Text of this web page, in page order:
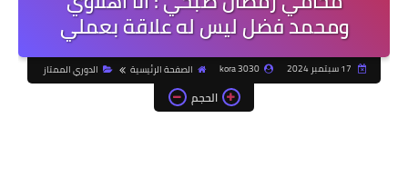
ومحمد فضل ليس له علاقة بعملي
kora 3030 الصفحة الرئيسية الدوري الممتاز
الحجم